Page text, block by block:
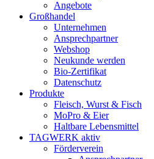
Angebote
Großhandel
Unternehmen
Ansprechpartner
Webshop
Neukunde werden
Bio-Zertifikat
Datenschutz
Produkte
Fleisch, Wurst & Fisch
MoPro & Eier
Haltbare Lebensmittel
TAGWERK aktiv
Förderverein